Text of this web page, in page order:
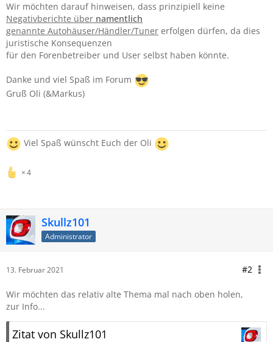
Wir möchten darauf hinweisen, dass prinzipiell keine
Negativberichte über namentlich
genannte Autohäuser/Händler/Tuner erfolgen dürfen, da dies
juristische Konsequenzen
für den Forenbetreiber und User selbst haben könnte.
Danke und viel Spaß im Forum
Gruß Oli (&Markus)
Viel Spaß wünscht Euch der Oli
4
Skullz101
Administrator
13. Februar 2021 #2
Wir möchten das relativ alte Thema mal nach oben holen,
zur Info...
Zitat von Skullz101